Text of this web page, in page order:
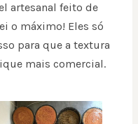
artesanal feito de
o máximo! Eles só
para que a textura
mais comercial.